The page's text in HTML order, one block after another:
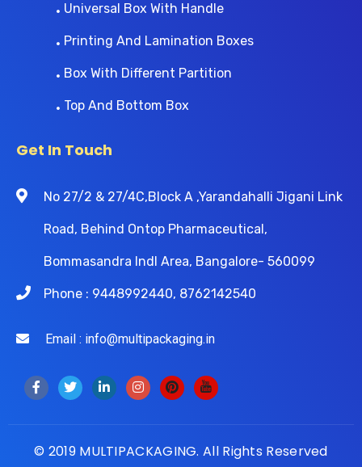
Universal Box With Handle
Printing And Lamination Boxes
Box With Different Partition
Top And Bottom Box
Get In Touch
No 27/2 & 27/4C,Block A ,Yarandahalli Jigani Link
Road, Behind Ontop Pharmaceutical,
Bommasandra Indl Area, Bangalore- 560099
Phone : 9448992440, 8762142540
Email : info@multipackaging.in
© 2019 MULTIPACKAGING. All Rights Reserved